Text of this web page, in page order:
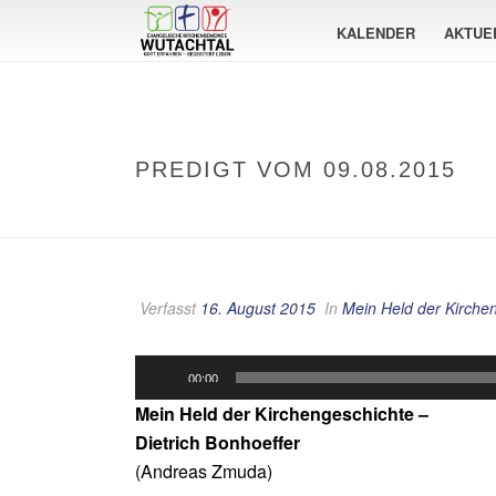
KALENDER
PREDIGT VOM 09.08.2015
Verfasst 16. August 2015 In Mein Held der
Player
00:00
Mein Held der Kirchengeschichte –
Dietrich Bonhoeffer
(Andreas Zmuda)